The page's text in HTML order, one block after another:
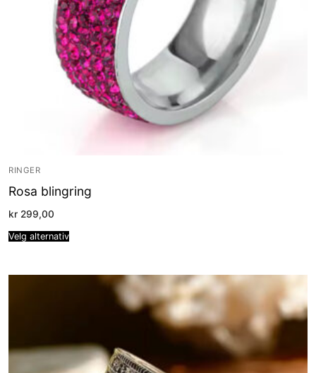
RINGER
Rosa blingring
kr 299,00
Velg alternativ